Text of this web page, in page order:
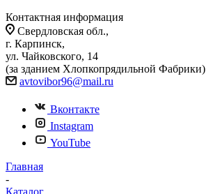
Контактная информация
Свердловская обл.,
г. Карпинск,
ул. Чайковского, 14
(за зданием Хлопкопрядильной Фабрики)
avtovibor96@mail.ru
Вконтакте
Instagram
YouTube
Главная
-
Каталог